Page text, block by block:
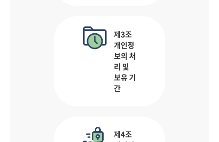
제3조
개인정
보의 처
리 및
보유 기
간
제4조